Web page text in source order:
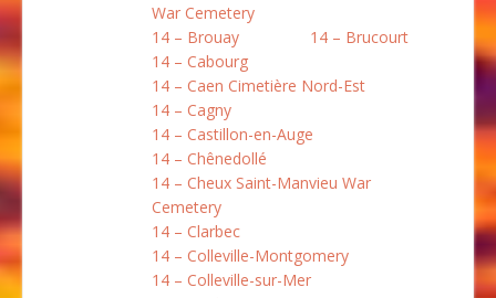
War Cemetery
14 – Brouay
14 – Brucourt
14 – Cabourg
14 – Caen Cimetière Nord-Est
14 – Cagny
14 – Castillon-en-Auge
14 – Chênedollé
14 – Cheux Saint-Manvieu War
Cemetery
14 – Clarbec
14 – Colleville-Montgomery
14 – Colleville-sur-Mer